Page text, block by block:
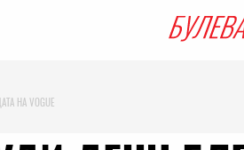
НА VOGUE